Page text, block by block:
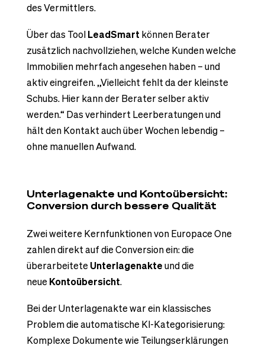
des Vermittlers.
Über das ToolLeadSmart können Berater
zusätzlich nachvollziehen, welche Kunden welche
Immobilien mehrfach angesehen haben – und
aktiv eingreifen. „Vielleicht fehlt da der kleinste
Schubs. Hier kann der Berater selber aktiv
werden.“ Das verhindert Leerberatungen und
hält den Kontakt auch über Wochen lebendig –
ohne manuellen Aufwand.
Unterlagenakte und Kontoübersicht:
Conversion durch bessere Qualität
Zwei weitere Kernfunktionen von Europace One
zahlen direkt auf die Conversion ein: die
überarbeitete Unterlagenakteund die
neue Kontoübersicht.
Bei der Unterlagenakte war ein klassisches
Problem die automatische KI-Kategorisierung:
Komplexe Dokumente wie Teilungserklärungen